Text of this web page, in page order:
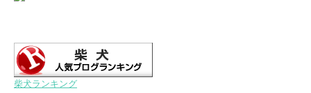
柴犬ランキング